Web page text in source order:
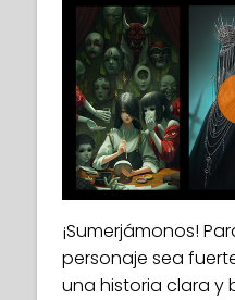
¡Sumerjámonos!
personaje sea
una historia clara y